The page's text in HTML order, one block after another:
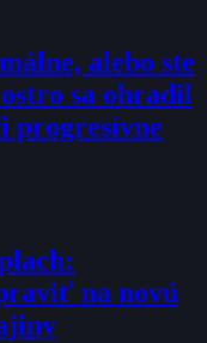
alebo ste
sa ohradil
progresívne
na novú